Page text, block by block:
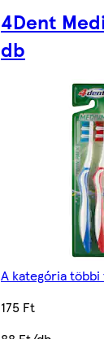
4Dent
db
A kategória
175 Ft